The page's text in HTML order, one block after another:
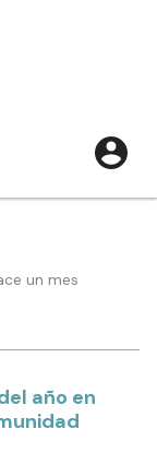
un mes
año en